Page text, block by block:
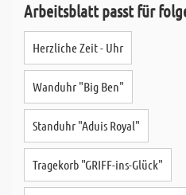
Arbeitsblatt passt für
Herzliche Zeit - Uhr
Wanduhr "Big Ben"
Standuhr "Aduis Royal"
Tragekorb "GRIFF-ins-Glück"